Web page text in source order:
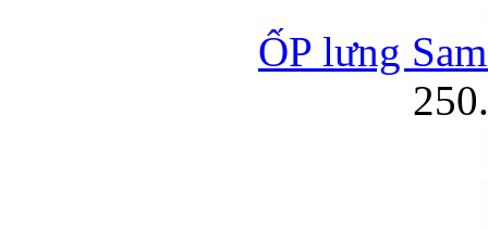
ỐP lưng